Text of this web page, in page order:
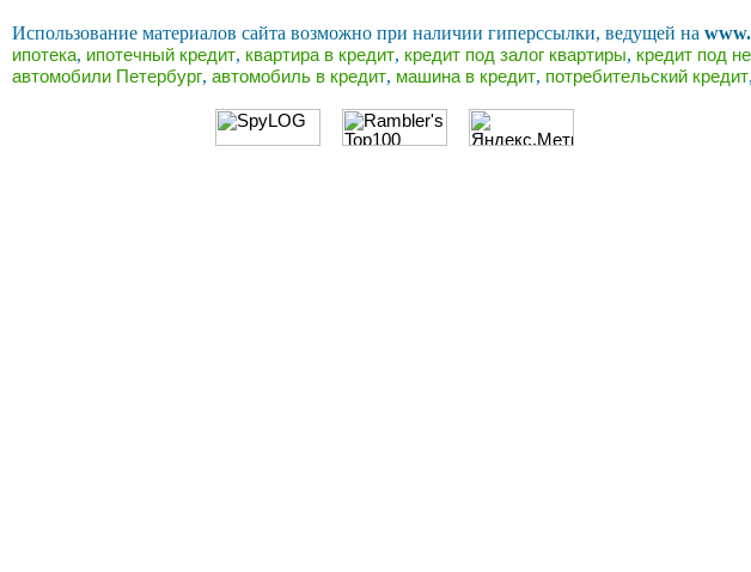
Использование материалов сайта возможно при наличии гиперссылки, ведущей на
ипотека, ипотечный кредит, квартира в кредит, кредит под залог квартиры, кредит под
автомобили Петербург, автомобиль в кредит, машина в кредит, потребительский кредит,